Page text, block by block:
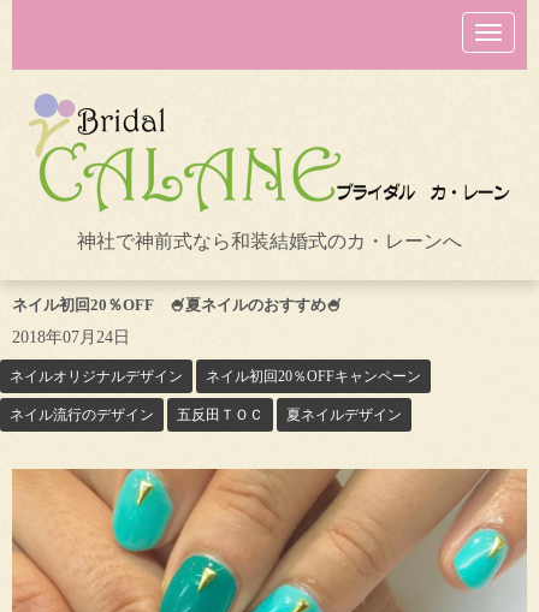
N
a
v
o
n
神社で神前式なら和装結婚式のカ・レーンへ
ネイル初回20％OFF 🍧夏ネイルのおすすめ🍧
2018年07月24日
ネイルオリジナルデザイン ネイル初回20％OFFキャンペーン
ネイル流行のデザイン 五反田ＴＯＣ 夏ネイルデザイン